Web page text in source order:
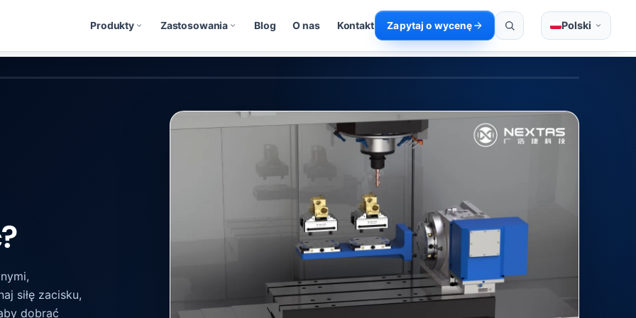
Produkty Zastosowania Blog O nas Kontakt Zapytaj o wycenę Polski
siłę zacisku,
dobrać